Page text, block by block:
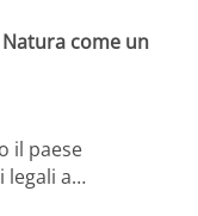
come un
il paese
legali a…